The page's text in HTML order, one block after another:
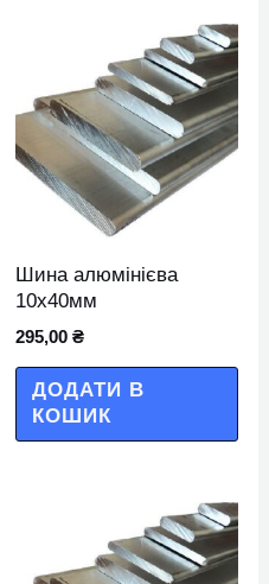
Шина алюмінієва
10х40мм
295,00 ₴
ДОДАТИ В
КОШИК